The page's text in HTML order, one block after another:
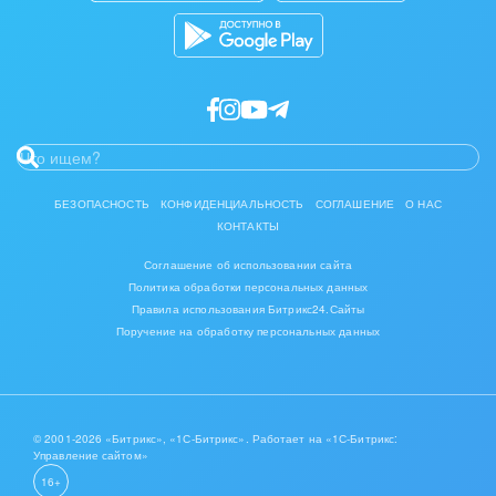
БЕЗОПАСНОСТЬ КОНФИДЕНЦИАЛЬНОСТЬ СОГЛАШЕНИЕ
О НАС
КОНТАКТЫ
Соглашение об использовании сайта
Политика обработки персональных данных
Правила использования Битрикс24.Сайты
Поручение на обработку персональных данных
© 2001-2026 «Битрикс», «1С-Битрикс». Работает на «1С-Битрикс:
Управление сайтом»
16+